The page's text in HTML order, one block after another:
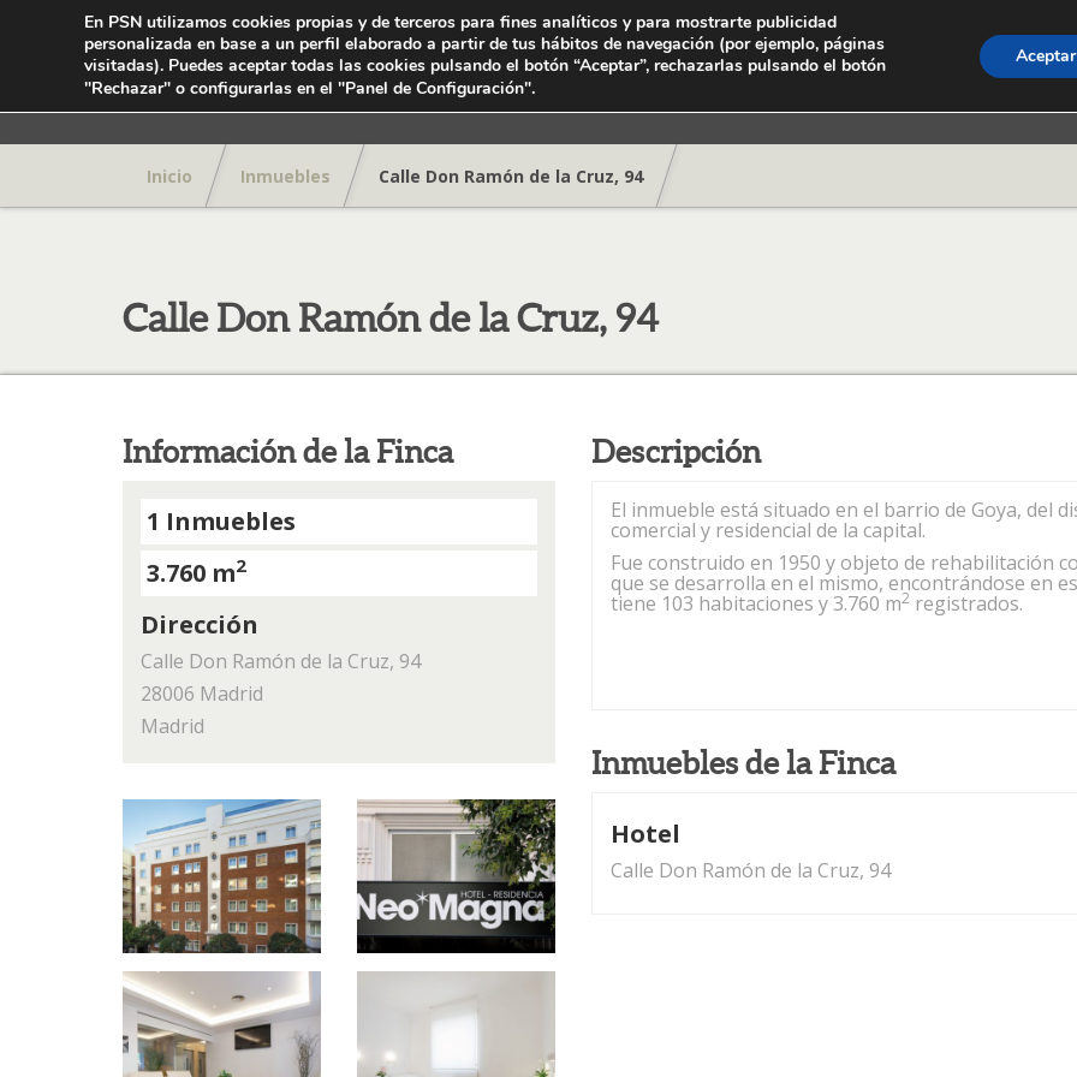
Inversores
Inicio Inmuebles Calle Don Ramón de la Cruz, 94
Calle Don Ramón de la Cruz, 94
Información de la Finca
1 Inmuebles
3.760 m2
Dirección
Calle Don Ramón de la Cruz, 94
28006 Madrid
Madrid
Descripción
El inmueble está situado en el barrio de Goya, del
comercial y residencial de la capital.
Fue construido en 1950 y objeto de rehabilitación
que se desarrolla en el mismo, encontrándose en
tiene 103 habitaciones y 3.760 m2 registrados.
Inmuebles de la Finca
Hotel
Calle Don Ramón de la Cruz, 94
En PSN utilizamos cookies propias y de terceros para fines analíticos y para mostrarte publicidad
personalizada en base a un perfil elaborado a partir de tus hábitos de navegación (por ejemplo, páginas
visitadas). Puedes aceptar todas las cookies pulsando el botón “Aceptar”, rechazarlas pulsando el botón
"Rechazar" o configurarlas en el "Panel de Configuración".
Aceptar